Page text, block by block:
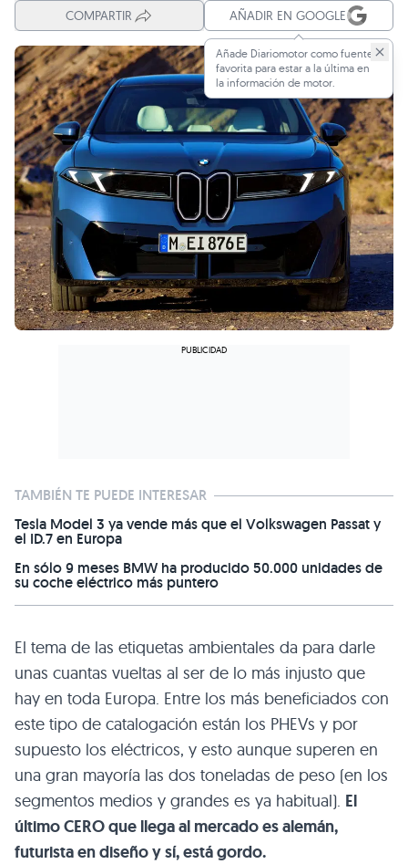
COMPARTIR AÑADIR EN GOOGLE
Añade Diariomotor como fuente
favorita para estar a la última en
la información de motor.
TAMBIÉN TE PUEDE INTERESAR
Tesla Model 3 ya vende más que el Volkswagen Passat y
el ID.7 en Europa
En sólo 9 meses BMW ha producido 50.000 unidades de
su coche eléctrico más puntero
El tema de las etiquetas ambientales da para darle
unas cuantas vueltas al ser de lo más injusto que
hay en toda Europa. Entre los más beneficiados con
este tipo de catalogación están los PHEVs y por
supuesto los eléctricos, y esto aunque superen en
una gran mayoría las dos toneladas de peso (en los
segmentos medios y grandes es ya habitual). El
último CERO que llega al mercado es alemán,
futurista en diseño y sí, está gordo.